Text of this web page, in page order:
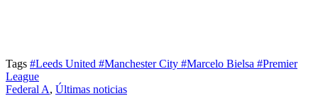
Tags #Leeds United #Manchester City #Marcelo Bielsa #Premier
League
Federal A, Últimas noticias